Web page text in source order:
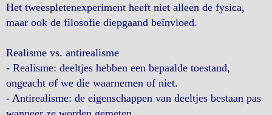
Het tweespletenexperiment heeft niet alleen de fysica,
maar ook de filosofie diepgaand beïnvloed.
Realisme vs. antirealisme
- Realisme: deeltjes hebben een bepaalde toestand,
ongeacht of we die waarnemen of niet.
- Antirealisme: de eigenschappen van deeltjes bestaan pas